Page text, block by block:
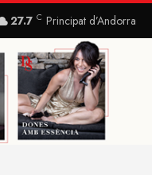
27.7 C Principat d’Andorra